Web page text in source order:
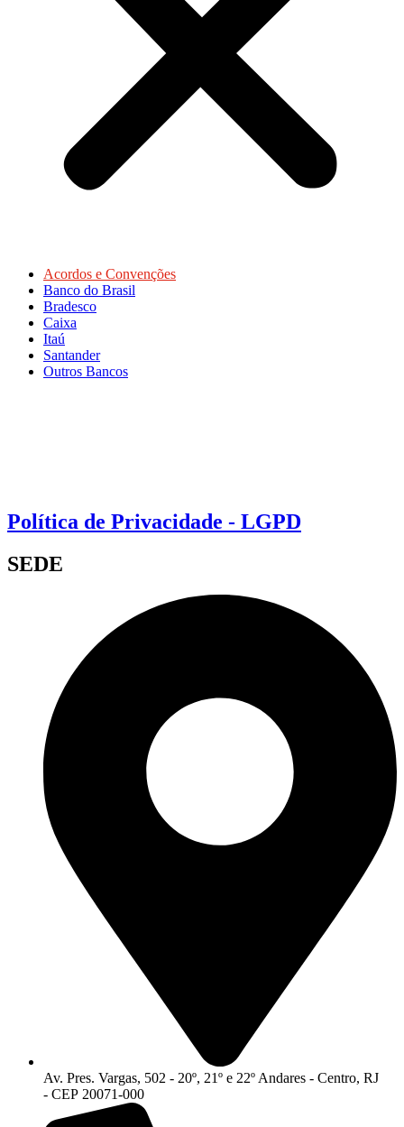
Acordos e Convenções
Banco do Brasil
Bradesco
Caixa
Itaú
Santander
Outros Bancos
Política de Privacidade - LGPD
SEDE
Av. Pres. Vargas, 502 - 20º, 21º e 22º Andares - Centro, RJ
- CEP 20071-000